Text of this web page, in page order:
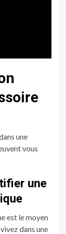
une
vous
une
est le moyen
dans une